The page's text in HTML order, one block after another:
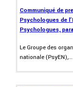
Communiqué de
Psychologues de
Psychologues,
Le Groupe des
nationale (PsyEN),...